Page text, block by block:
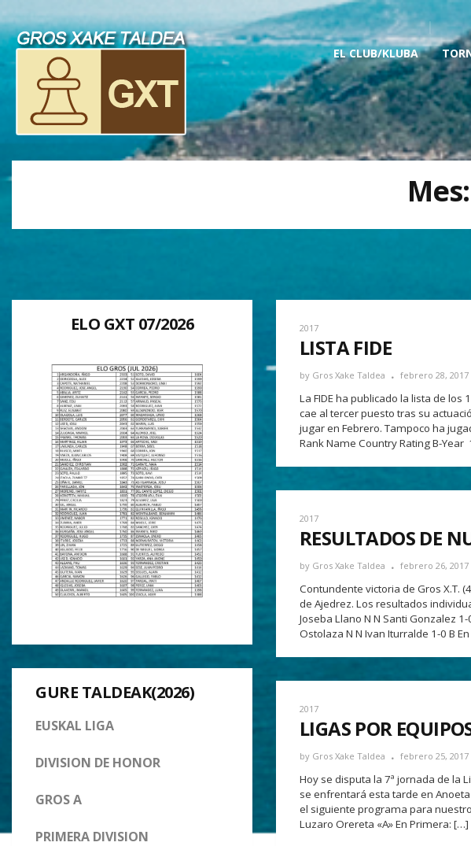
EL CLUB/KLUBA
Mes:
ELO GXT 07/2026
GURE TALDEAK(2026)
EUSKAL LIGA
DIVISION DE HONOR
GROS A
PRIMERA DIVISION
2017
LISTA FIDE
by Gros Xake Taldea febrero 28, 2017
La FIDE ha publicado la lista de
cae al tercer puesto tras su
jugar en Febrero. Tampoco ha
Rank Name Country Rating B-
2017
RESULTADOS DE
by Gros Xake Taldea febrero 26, 2017
Contundente victoria de Gros X.T.
de Ajedrez. Los resultados
Joseba Llano N N Santi Gonzalez
Ostolaza N N Ivan Iturralde 1-0 B
2017
LIGAS POR
by Gros Xake Taldea febrero 25, 2017
Hoy se disputa la 7ª jornada de la
se enfrentará esta tarde en
el siguiente programa para
Luzaro Orereta «A» En Primera: […]